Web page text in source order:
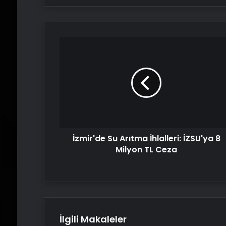
İzmir'de Su Arıtma İhlalleri: İZSU'ya 8
Milyon TL Ceza
İlgili Makaleler